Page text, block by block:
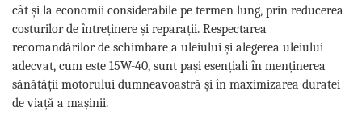
cât și la economii considerabile pe termen lung, prin reducerea
costurilor de întreținere și reparații. Respectarea
recomandărilor de schimbare a uleiului și alegerea uleiului
adecvat, cum este 15W-40, sunt pași esențiali în menținerea
sănătății motorului dumneavoastră și în maximizarea duratei
de viață a mașinii.